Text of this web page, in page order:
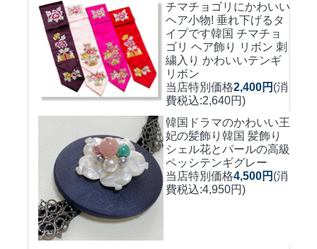
チマチョゴリにかわいい
ヘア小物! 垂れ下げるタ
イプです韓国 チマチョ
ゴリ ヘア飾り リボン 刺
繍入り かわいいテンギ
リボン
当店特別価格2,400円 (消
費税込:2,640円)
韓国ドラマのかわいい王
妃の髪飾り 韓国 髪飾り
シェル花とパールの高級
ペッシテンギグレー
当店特別価格4,500円 (消
費税込:4,950円)